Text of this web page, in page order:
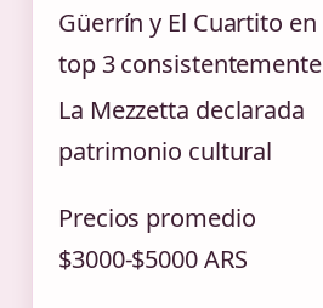
Güerrín y El Cuartito en
top 3 consistentemente
La Mezzetta declarada
patrimonio cultural
Precios promedio
$3000-$5000 ARS